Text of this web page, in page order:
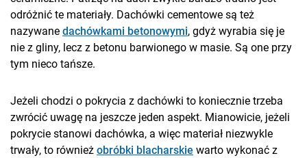
odróżnić te materiały. Dachówki cementowe są też
nazywane dachówkami betonowymi, gdyż wyrabia się je
nie z gliny, lecz z betonu barwionego w masie. Są one przy
tym nieco tańsze.
Jeżeli chodzi o pokrycia z dachówki to koniecznie trzeba
zwrócić uwagę na jeszcze jeden aspekt. Mianowicie, jeżeli
pokrycie stanowi dachówka, a więc materiał niezwykle
trwały, to również obróbki blacharskie warto wykonać z